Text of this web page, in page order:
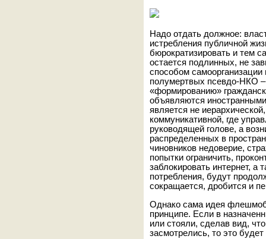
Надо отдать должное:
истребления публичной
бюрократизировать и тем
остается подлинных, не
способом
полумертвых псевдо-НКО –
«формированию»
объявляются
является не
коммуникативной, где
руководящей голове, а
распределенных в
чиновников недоверие,
попытки ограничить,
заблокировать интернет, а
потребления, будут
сокращается, дробится и
Однако сама идея
принципе. Если в
или стояли, сделав вид,
засмотрелись, то это